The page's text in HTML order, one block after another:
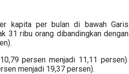
kapita per bulan di bawah Garis
31 ribu orang dibandingkan dengan
.
10,79persen menjadi 11,11 persen).
menjadi 19,37 persen).